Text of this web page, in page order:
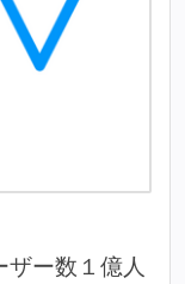
ザー数１億人